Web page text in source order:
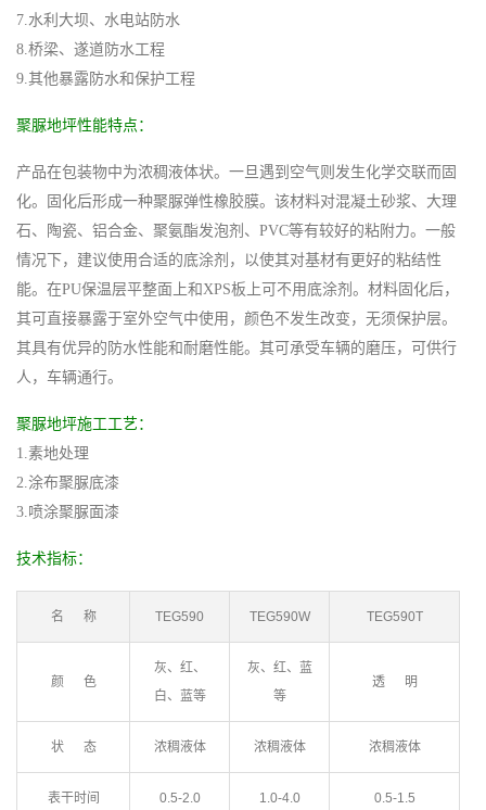
7.水利大坝、水电站防水
8.桥梁、遂道防水工程
9.其他暴露防水和保护工程
聚脲地坪性能特点：
产品在包装物中为浓稠液体状。一旦遇到空气则发生化学交联而固
化。固化后形成一种聚脲弹性橡胶膜。该材料对混凝土砂浆、大理
石、陶瓷、铝合金、聚氨酯发泡剂、PVC等有较好的粘附力。一般
情况下，建议使用合适的底涂剂，以使其对基材有更好的粘结性
能。在PU保温层平整面上和XPS板上可不用底涂剂。材料固化后，
其可直接暴露于室外空气中使用，颜色不发生改变，无须保护层。
其具有优异的防水性能和耐磨性能。其可承受车辆的磨压，可供行
人，车辆通行。
聚脲地坪施工工艺：
1.素地处理
2.涂布聚脲底漆
3.喷涂聚脲面漆
技术指标：
名 称 TEG590 TEG590W TEG590T
颜 色
灰、红、
白、蓝等
灰、红、蓝
等
透 明
状 态 浓稠液体 浓稠液体 浓稠液体
表干时间 0.5-2.0 1.0-4.0 0.5-1.5